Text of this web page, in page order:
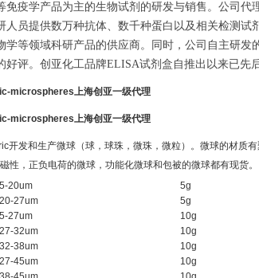
免疫学产品为主的生物试剂的研发与销售。公司
人员提供数万种抗体、数千种蛋白以及相关检测试
学等领域科研产品的供应商。同时，公司自主研
好评。创亚化工品牌ELISA试剂盒自推出以来已先
microspheres上海创亚一级代理
microspheres上海创亚一级代理
开发和生产微球（球，球珠，微珠，微粒）。微球的材质
性，正负电荷的微球，功能化微球和包被的微球都有现货。
20um
5g
27um
5g
27um
10g
32um
10g
38um
10g
45um
10g